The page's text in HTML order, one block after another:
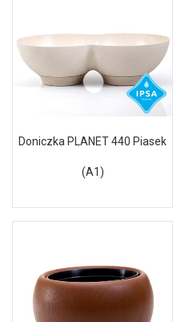
Doniczka PLANET 440 Piasek
(A1)